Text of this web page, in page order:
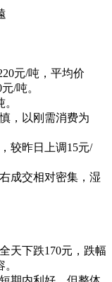
元/吨，平均价
/吨。
，以刚需消费为
较昨日上调15元/
成交相对密集，湿
天下跌170元，跌幅